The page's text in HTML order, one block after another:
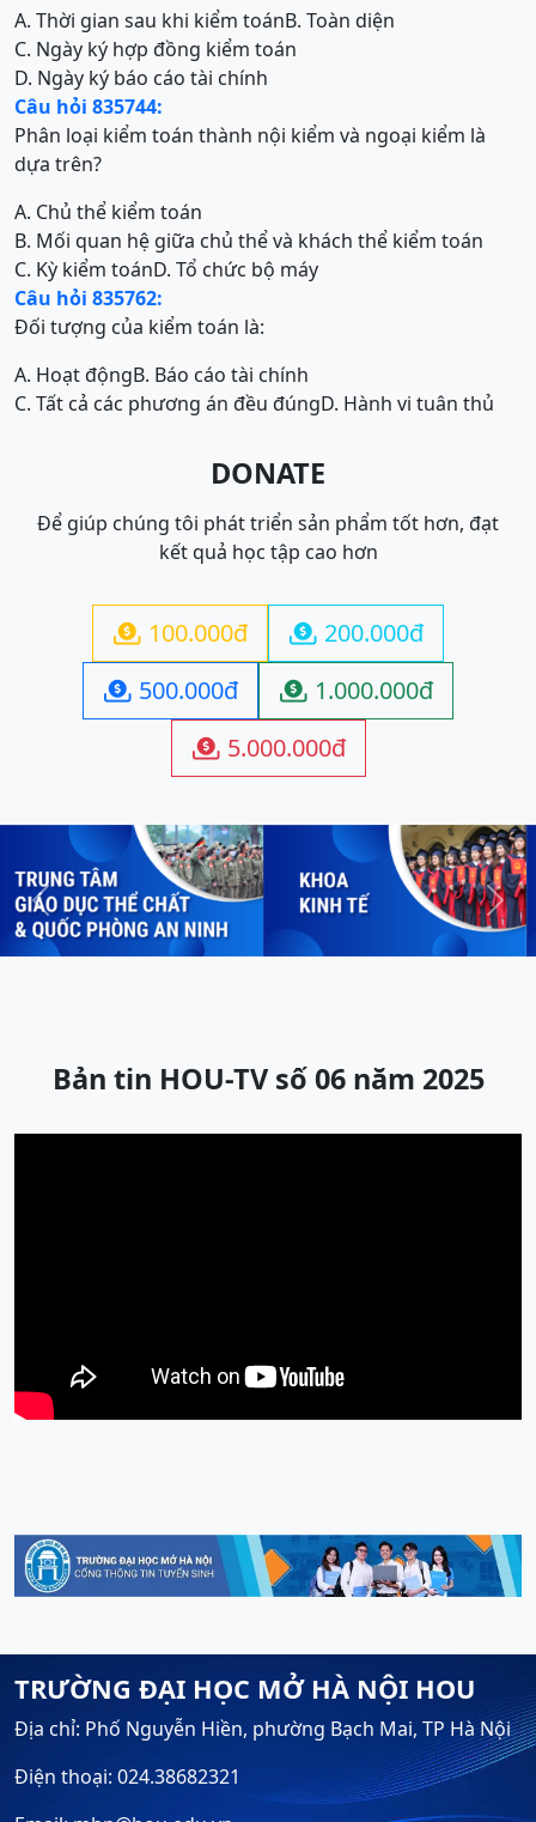
A. Thời gian sau khi kiểm toánB. Toàn diện
C. Ngày ký hợp đồng kiểm toán
D. Ngày ký báo cáo tài chính
Câu hỏi 835744:
Phân loại kiểm toán thành nội kiểm và ngoại kiểm là
dựa trên?
A. Chủ thể kiểm toán
B. Mối quan hệ giữa chủ thể và khách thể kiểm toán
C. Kỳ kiểm toánD. Tổ chức bộ máy
Câu hỏi 835762:
Đối tượng của kiểm toán là:
A. Hoạt độngB. Báo cáo tài chính
C. Tất cả các phương án đều đúngD. Hành vi tuân thủ
DONATE
Để giúp chúng tôi phát triển sản phẩm tốt hơn, đạt
kết quả học tập cao hơn
 100.000đ  200.000đ
 500.000đ  1.000.000đ
 5.000.000đ
Previous Next
Bản tin HOU-TV số 06 năm 2025
TRƯỜNG ĐẠI HỌC MỞ HÀ NỘI HOU
Địa chỉ: Phố Nguyễn Hiền, phường Bạch Mai, TP Hà Nội
Điện thoại: 024.38682321